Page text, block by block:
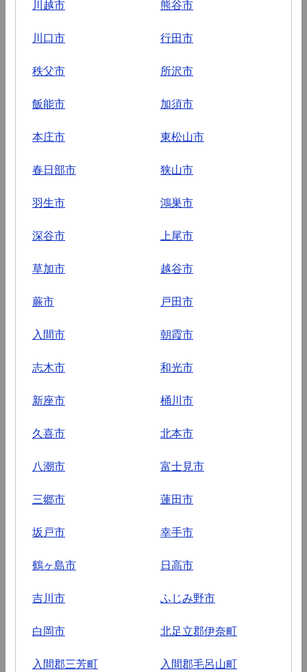
川越市 熊谷市
川口市 行田市
秩父市 所沢市
飯能市 加須市
本庄市 東松山市
春日部市 狭山市
羽生市 鴻巣市
深谷市 上尾市
草加市 越谷市
蕨市 戸田市
入間市 朝霞市
志木市 和光市
新座市 桶川市
久喜市 北本市
八潮市 富士見市
三郷市 蓮田市
坂戸市 幸手市
鶴ヶ島市 日高市
吉川市 ふじみ野市
白岡市 北足立郡伊奈町
入間郡三芳町 入間郡毛呂山町